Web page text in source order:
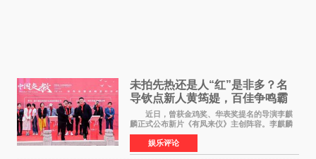
未拍先热还是人“红”是非多？名
导钦点新人黄筠媞，百佳争鸣霸
气回应
近日，曾获金鸡奖、华表奖提名的导演李麒
麟正式公布新片《有凤来仪》主创阵容。李麒麟
早年凭电影《华容道》获得金鸡奖、华表奖提
名，此后长期参与国内外电影制作，其担任制片
人参与的作品亦曾
娱乐评论